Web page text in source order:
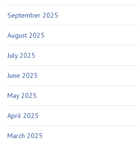
September 2025
August 2025
July 2025
June 2025
May 2025
April 2025
March 2025